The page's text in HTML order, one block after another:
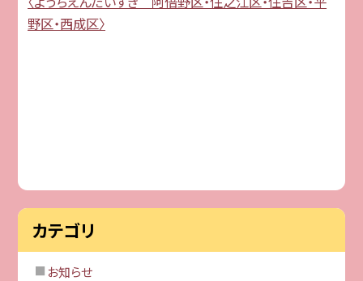
野区・西成区〉
カテゴリ
お知らせ